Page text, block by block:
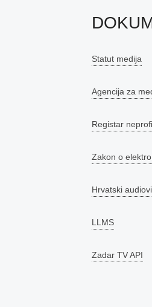
Statut medija
Agencija za
Registar
Zakon o
Hrvatski
LLMS
Zadar TV API